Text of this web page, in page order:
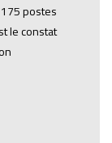
postes
le constat